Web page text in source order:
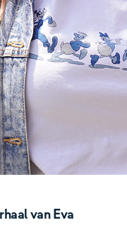
van Eva